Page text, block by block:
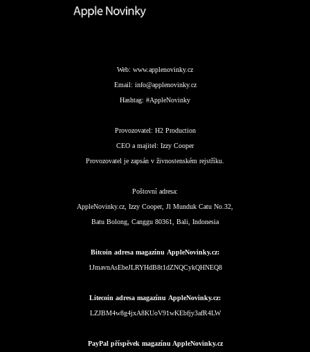
Web: www.applenovinky.cz
Email: info@applenovinky.cz
Hashtag: #AppleNovinky
Provozovatel: H2 Production
CEO a majitel: Izzy Cooper
Provozovatel je zapsán v živnostenském rejstříku.
Poštovní adresa:
AppleNovinky.cz, Izzy Cooper, Jl Munduk Catu No.32,
Batu Bolong, Canggu 80361, Bali, Indonesia
Bitcoin adresa magazínu AppleNovinky.cz:
1JmavnAsEbeJLRYHdB8t1dZNQCykQHNEQ8
Litecoin adresa magazínu AppleNovinky.cz:
LZJBM4w8g4jxA8KUoV91wKEbfjy3afR4LW
PayPal příspěvek magazínu AppleNovinky.cz